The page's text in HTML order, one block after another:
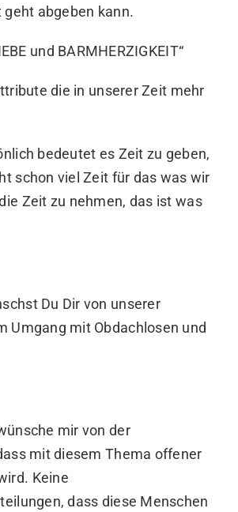
abgeben kann.
und BARMHERZIGKEIT“
die in unserer Zeit mehr
bedeutet es Zeit zu geben,
schon viel Zeit für das was wir
Zeit zu nehmen, das ist was
Du Dir von unserer
Umgang mit Obdachlosen und
mir von der
mit diesem Thema offener
Keine
dass diese Menschen